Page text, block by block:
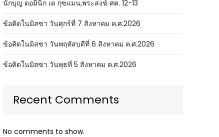
นักบุญ ดอมินิก เด กุซแมน,พระสงฆ์ ศต. 12-13
ข้อคิดในมิสซา วันศุกร์ที่ 7 สิงหาคม ค.ศ.2026
ข้อคิดในมิสซา วันพฤหัสบดีที่ 6 สิงหาคม ค.ศ.2026
ข้อคิดในมิสซา วันพุธที่ 5 สิงหาคม ค.ศ.2026
Recent Comments
No comments to show.